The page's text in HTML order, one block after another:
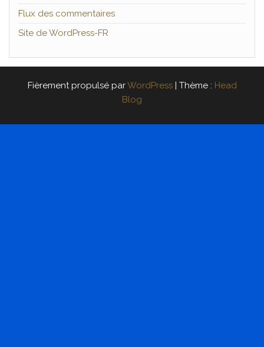
Flux des commentaires
Site de WordPress-FR
Fièrement propulsé parWordPress | Thème : Head
Blog